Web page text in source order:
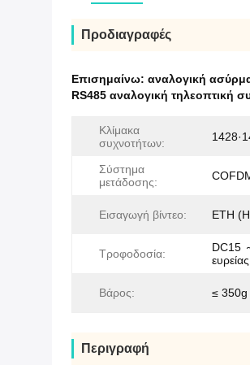
Προδιαγραφές
Επισημαίνω: αναλογική
RS485 αναλογική τηλεοπτική
Κλίμακα
συχνοτήτων:
Σύστημα
μετάδοσης:
Εισαγωγή βίντεο: ETH
Τροφοδοσία:
DC15
Βάρος: ≤ 350g
Περιγραφή